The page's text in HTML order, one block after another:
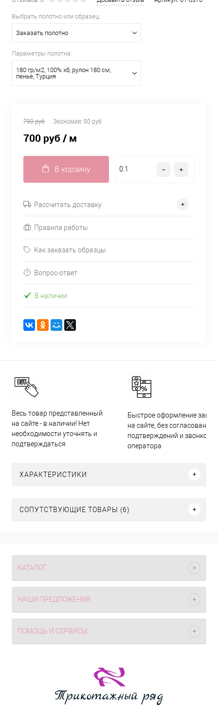
Выбрать полотно или образец:
Заказать полотно
Параметры полотна:
180 гр/м2, 100% хб, рулон 180 см,
пенье, Турция
790 руб Экономия: 90 руб
700 руб/ м
В корзину
Рассчитать доставку
Правила работы
Как заказать образцы
Вопрос-ответ
В наличии
Весь товар представленный
на сайте - в наличии! Нет
необходимости уточнять и
подтверждаться
Быстрое оформление
на сайте, без согласований,
подтверждений и звонков
оператора
ХАРАКТЕРИСТИКИ
СОПУТСТВУЮЩИЕ ТОВАРЫ (6)
КАТАЛОГ
НАШИ ПРЕДЛОЖЕНИЯ
ПОМОЩЬ И СЕРВИСЫ